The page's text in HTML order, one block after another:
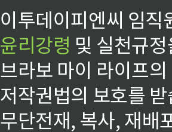
이투데이피엔씨 임
윤리강령 및 실천규
브라보 마이 라이프
저작권법의 보호를
무단전재, 복사, 재배